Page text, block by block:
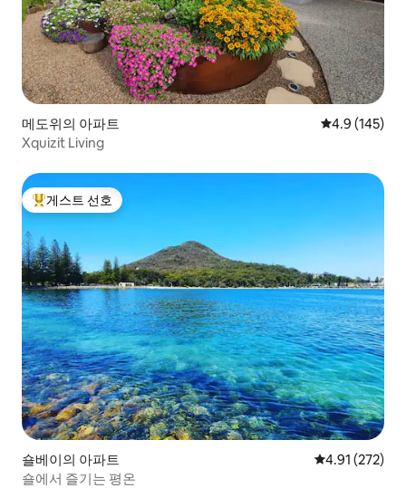
메도위의 아파트 평점 4.9점(5
4.9 (145)
Xquizit Living
상위 게스트 선호
게스트 선호
숄베이의 아파트 평점 4.91점(5
4.91 (272)
숄에서 즐기는 평온